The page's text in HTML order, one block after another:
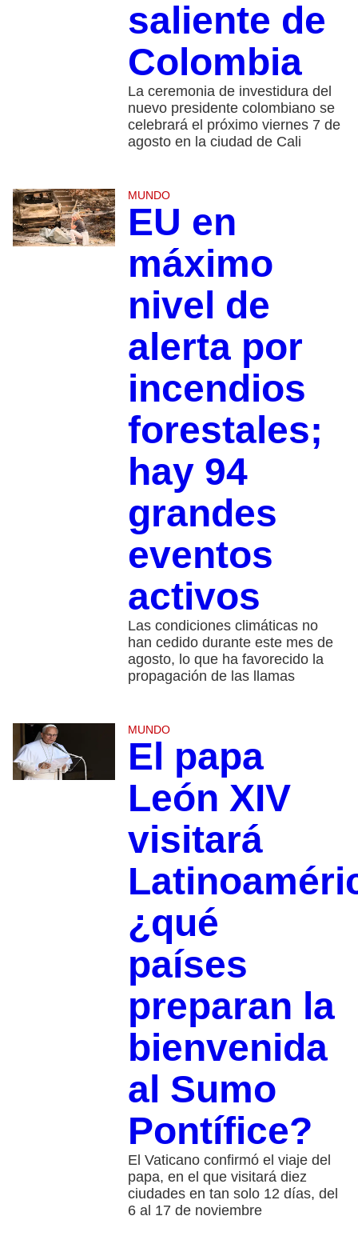
saliente de
Colombia
La ceremonia de investidura del
nuevo presidente colombiano se
celebrará el próximo viernes 7 de
agosto en la ciudad de Cali
MUNDO
EU en
máximo
nivel de
alerta por
incendios
forestales;
hay 94
grandes
eventos
activos
Las condiciones climáticas no
han cedido durante este mes de
agosto, lo que ha favorecido la
propagación de las llamas
MUNDO
El papa
León XIV
visitará
¿qué
países
preparan la
bienvenida
al Sumo
Pontífice?
El Vaticano confirmó el viaje del
papa, en el que visitará diez
ciudades en tan solo 12 días, del
6 al 17 de noviembre